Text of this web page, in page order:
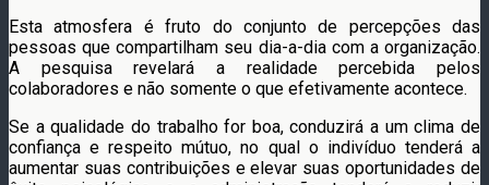
Esta atmosfera é fruto do conjunto de percepções das
pessoas que compartilham seu dia-a-dia com a organização.
A pesquisa revelará a realidade percebida pelos
colaboradores e não somente o que efetivamente acontece.
Se a qualidade do trabalho for boa, conduzirá a um clima de
confiança e respeito mútuo, no qual o indivíduo tenderá a
aumentar suas contribuições e elevar suas oportunidades de